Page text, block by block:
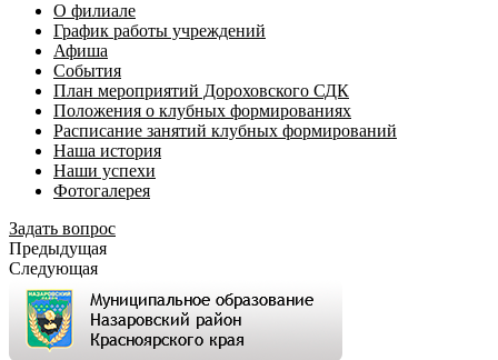
О филиале
График работы учреждений
Афиша
События
План мероприятий Дороховского СДК
Положения о клубных формированиях
Расписание занятий клубных формирований
Наша история
Наши успехи
Фотогалерея
Задать вопрос
Предыдущая
Следующая